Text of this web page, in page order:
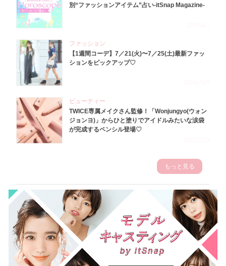
別“ファッションアイテム”占い-itSnap Magazine-
ファッション
【1週間コーデ】7／21(火)〜7／25(土)最新ファッ
ションをピックアップ♡
ビューティー
TWICE専属メイクさん監修！「Wonjungyo(ウォン
ジョンヨ)」からひと塗りでアイドルみたいな涙袋
が完成するペンシル登場♡
もっと見る